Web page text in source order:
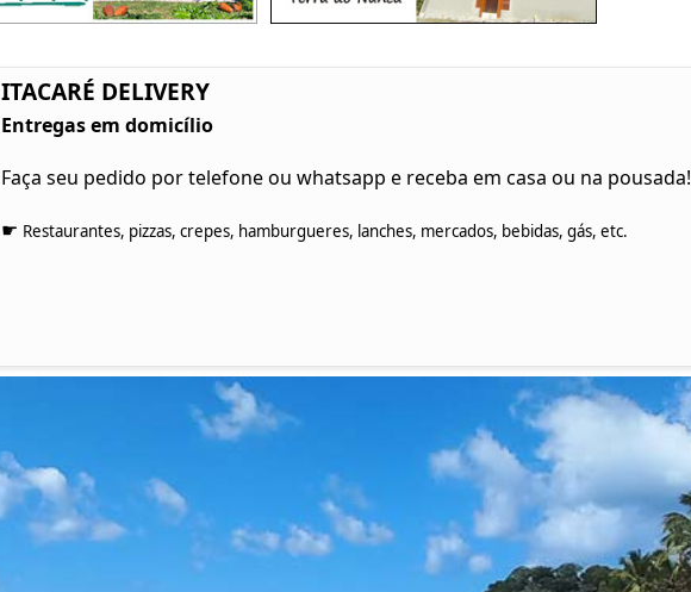
ITACARÉ DELIVERY
Entregas em domicílio
Faça seu pedido por telefone ou whatsapp e receba em casa ou na pousada!
☛ Restaurantes, pizzas, crepes, hamburgueres, lanches, mercados, bebidas, gás, etc.